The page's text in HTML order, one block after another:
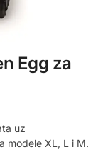
Egg za
uz
modele XL, L i M.